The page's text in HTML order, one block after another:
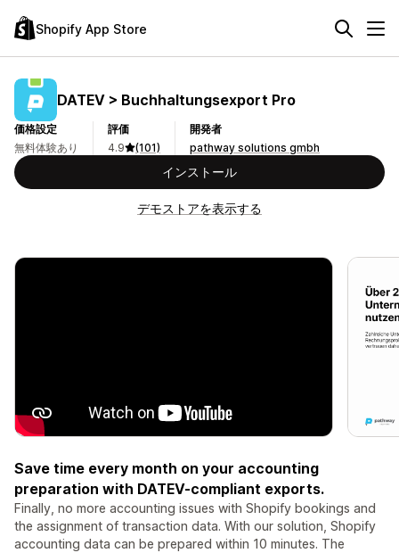
Shopify App Store
DATEV > Buchhaltungsexport Pro
価格設定
無料体験あり
評価
4.9
(101)
開発者
pathway solutions gmbh
インストール
デモストアを表示する
Save time every month on your accounting
preparation with DATEV-compliant exports.
Finally, no more accounting issues with Shopify bookings and
the assignment of transaction data. With our solution, Shopify
accounting data can be prepared within 10 minutes. The